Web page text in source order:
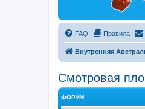
FAQ Правила
Внутренняя
Смотровая
ФОРУМ